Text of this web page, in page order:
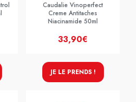
Caudalie Vinoperfect
Creme Antitaches
Niacinamide 50ml
33,90€
JE LE PRENDS !